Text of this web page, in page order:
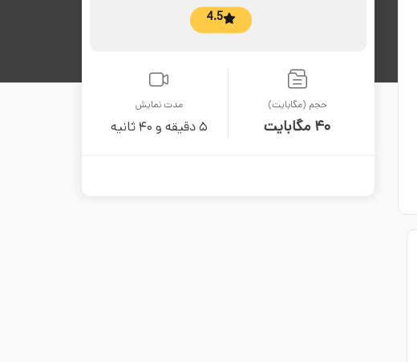
4.5
حجم (مگابایت)
40 مگابایت
مدت نمایش
5 دقیقه و 40 ثانیه